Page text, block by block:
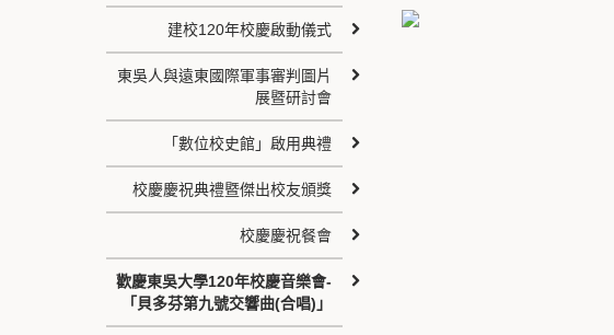
建校120年校慶啟動儀式
東吳人與遠東國際軍事審判圖片
展暨研討會
「數位校史館」啟用典禮
校慶慶祝典禮暨傑出校友頒獎
校慶慶祝餐會
歡慶東吳大學120年校慶音樂會-
「貝多芬第九號交響曲(合唱)」